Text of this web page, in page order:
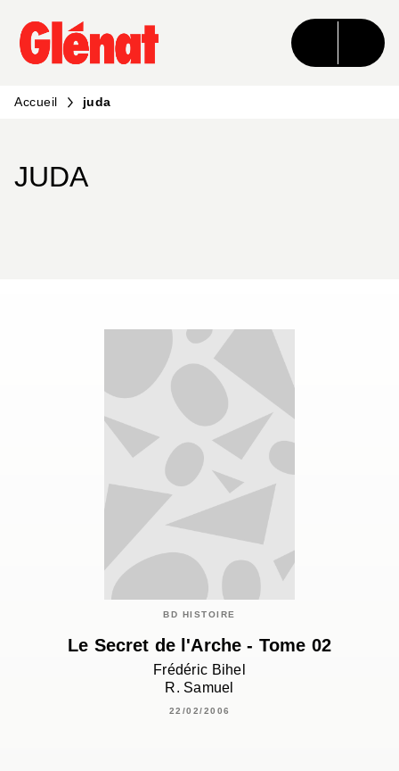
MENU RECHERCHE CONTENU
PIED DE PAGE
Accueil juda
JUDA
BD HISTOIRE
Le Secret de l'Arche - Tome 02
Frédéric Bihel
R. Samuel
22/02/2006